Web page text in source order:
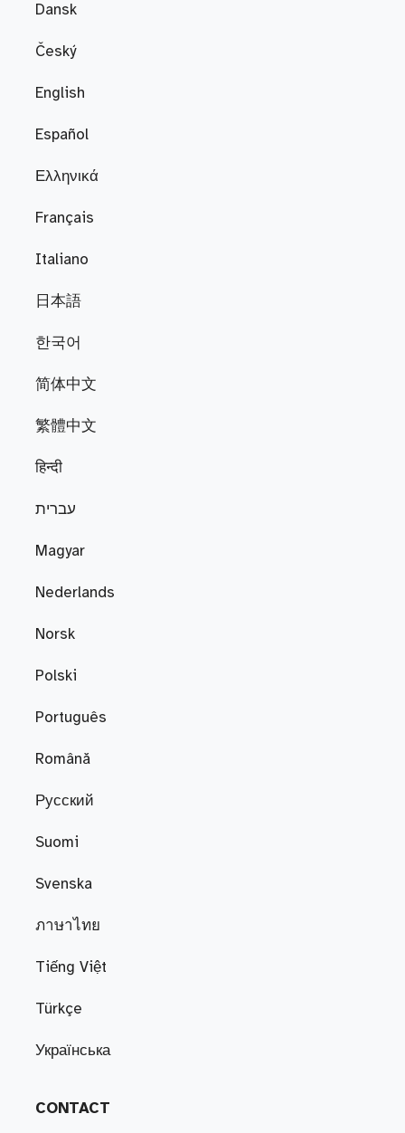
Dansk
Český
English
Español
Ελληνικά
Français
Italiano
日本語
한국어
简体中文
繁體中文
हिन्दी
עברית
Magyar
Nederlands
Norsk
Polski
Português
Română
Русский
Suomi
Svenska
ภาษาไทย
Tiếng Việt
Türkçe
Українська
CONTACT